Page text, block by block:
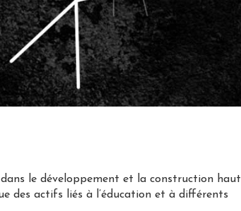
le développement et la construction haut
des actifs liés à l’éducation et à différents